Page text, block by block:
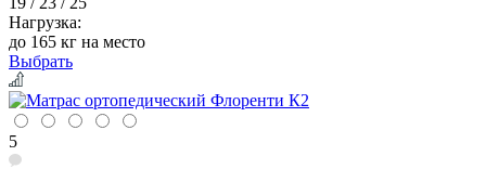
Нагрузка:
до 165 кг на место
Выбрать
5